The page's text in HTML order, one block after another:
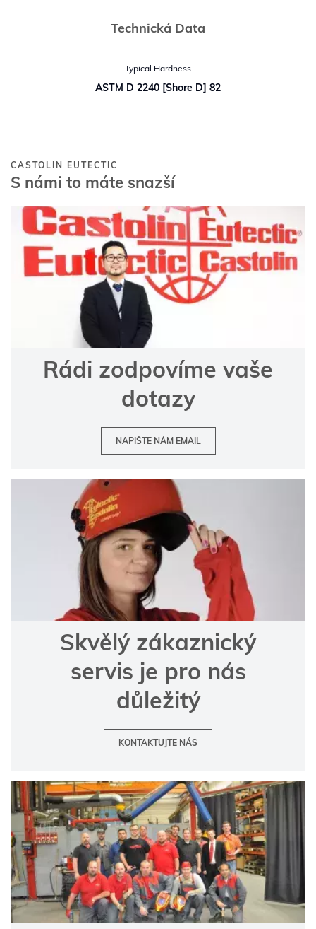
Technická Data
Typical Hardness
ASTM D 2240 [Shore D] 82
CASTOLIN EUTECTIC
S námi to máte snazší
Rádi zodpovíme vaše
dotazy
NAPIŠTE NÁM EMAIL
Skvělý zákaznický
servis je pro nás
důležitý
KONTAKTUJTE NÁS